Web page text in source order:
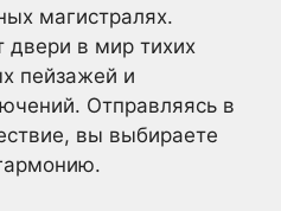
магистралях.
двери в мир тихих
пейзажей и
Отправляясь в
вы выбираете